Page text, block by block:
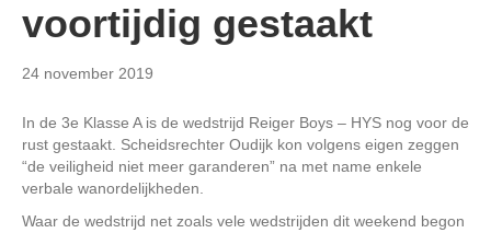
voortijdig gestaakt
24 november 2019
In de 3e Klasse A is de wedstrijd Reiger Boys – HYS nog voor de
rust gestaakt. Scheidsrechter Oudijk kon volgens eigen zeggen
“de veiligheid niet meer garanderen” na met name enkele
verbale wanordelijkheden.
Waar de wedstrijd net zoals vele wedstrijden dit weekend begon